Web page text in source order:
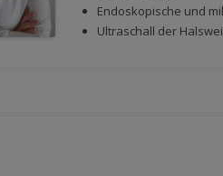
Endoskopische und
Ultraschall der